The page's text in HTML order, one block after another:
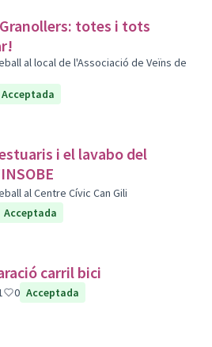
totes i tots
al local de l'Associació de Veïns de
Acceptada
i el lavabo del
al Centre Cívic Can Gili
Acceptada
carril bici
0 Acceptada